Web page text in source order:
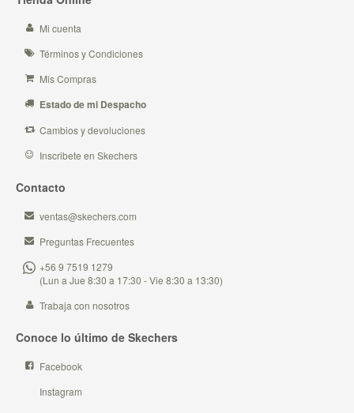
Mi cuenta
Términos y Condiciones
Mis Compras
Estado de mi Despacho
Cambios y devoluciones
Inscribete en Skechers
Contacto
ventas@skechers.com
Preguntas Frecuentes
+56 9 7519 1279
(Lun a Jue 8:30 a 17:30 - Vie 8:30 a 13:30)
Trabaja con nosotros
Conoce lo último de Skechers
Facebook
Instagram